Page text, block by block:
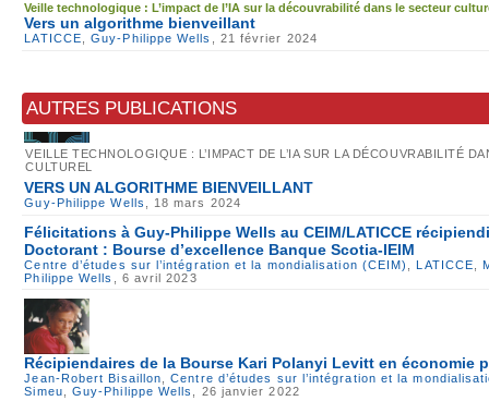
Veille technologique : L’impact de l’IA sur la découvrabilité dans le secteur
Vers un algorithme bienveillant
LATICCE ,Guy-Philippe Wells , 21 février 2024
AUTRES PUBLICATIONS
VEILLE TECHNOLOGIQUE : L’IMPACT DE L’IA SUR LA DÉCOUVRABILITÉ
CULTUREL
VERS UN ALGORITHME BIENVEILLANT
Guy-Philippe Wells , 18 mars 2024
Félicitations à Guy-Philippe Wells au CEIM/LATICCE
Doctorant : Bourse d’excellence Banque Scotia-IEIM
Centre d’études sur l’intégration et la mondialisation (CEIM) ,LATICCE ,
Philippe Wells
, 6 avril 2023
Récipiendaires de la Bourse Kari Polanyi Levitt en économie
Jean-Robert Bisaillon ,Centre d’études sur l’intégration et la
Simeu
Guy-Philippe Wells , 26 janvier 2022